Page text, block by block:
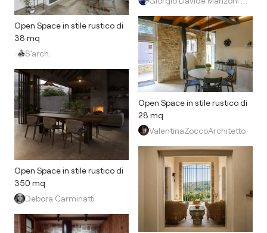
Open Space in stile rustico di
38 mq
S’arch.
Open Space in stile rustico di
350 mq
Debora Carminatti
Open Space in stile rustico di
28 mq
ValentinaZoccoArchitetto